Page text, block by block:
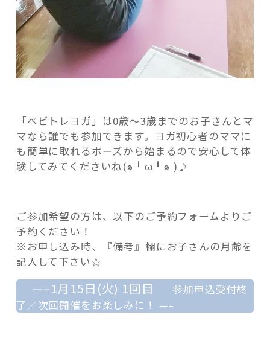
「ベビトレヨガ」は0歳〜3歳までのお子さんとマ
マなら誰でも参加できます。ヨガ初心者のママに
も簡単に取れるポーズから始まるので安心して体
験してみてくださいね(๑╹ω╹๑ )♪
ご参加希望の方は、以下のご予約フォームよりご
予約ください！
※お申し込み時、『備考』欄にお子さんの月齢を
記入して下さい☆
—–1月15日(火) 1回目
参加申込受付終
了／次回開催をお楽しみに！
—–